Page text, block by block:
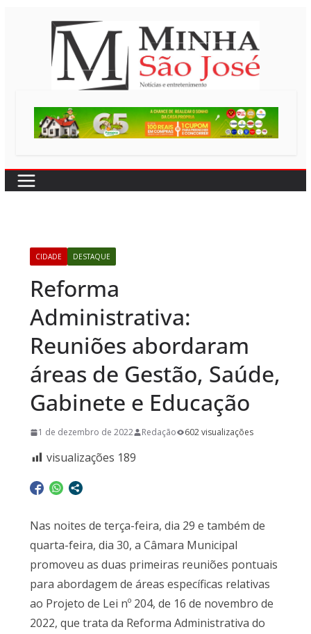
CIDADE DESTAQUE
Reforma
Administrativa:
Reuniões abordaram
áreas de Gestão, Saúde,
Gabinete e Educação
1 de dezembro de 2022 Redação 602 visualizações
visualizações 189
Nas noites de terça-feira, dia 29 e também de
quarta-feira, dia 30, a Câmara Municipal
promoveu as duas primeiras reuniões pontuais
para abordagem de áreas específicas relativas
ao Projeto de Lei nº 204, de 16 de novembro de
2022, que trata da Reforma Administrativa do